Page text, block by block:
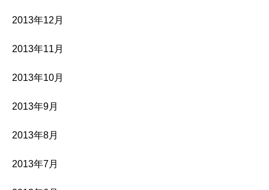
2013年12月
2013年11月
2013年10月
2013年9月
2013年8月
2013年7月